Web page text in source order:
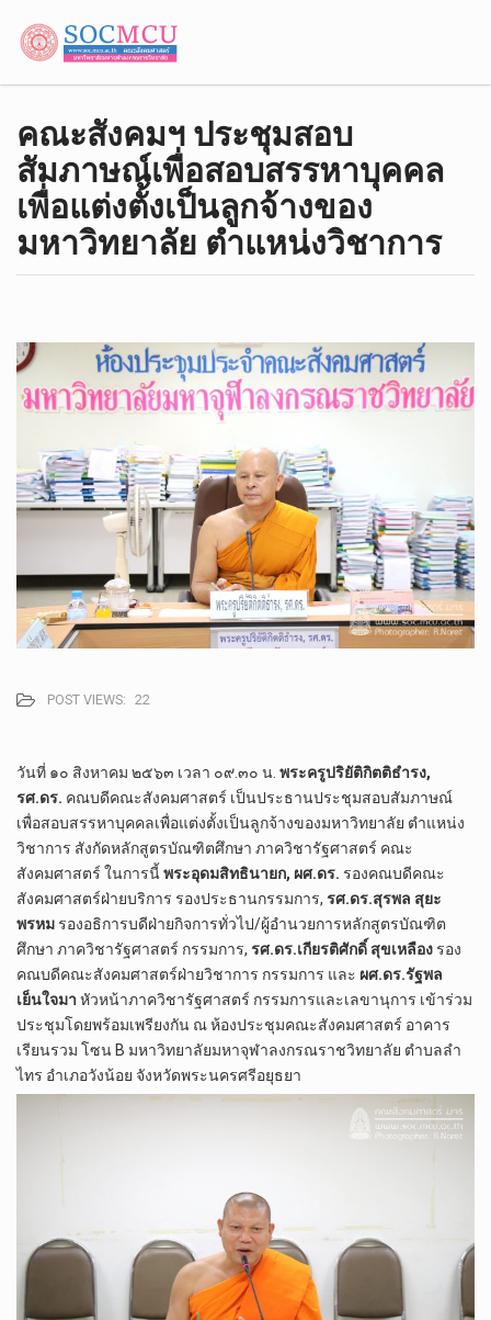
คณะสังคมฯ ประชุมสอบ
สัมภาษณ์เพื่อสอบสรรหาบุคคล
เพื่อแต่งตั้งเป็นลูกจ้างของ
มหาวิทยาลัย ตำแหน่งวิชาการ
POST VIEWS: 22
วันที่ ๑๐ สิงหาคม ๒๕๖๓ เวลา ๐๙.๓๐ น. พระครูปริยัติกิตติธำรง,
รศ.ดร. คณบดีคณะสังคมศาสตร์ เป็นประธานประชุมสอบสัมภาษณ์
เพื่อสอบสรรหาบุคคลเพื่อแต่งตั้งเป็นลูกจ้างของมหาวิทยาลัย ตำแหน่ง
วิชาการ สังกัดหลักสูตรบัณฑิตศึกษา ภาควิชารัฐศาสตร์ คณะ
สังคมศาสตร์ ในการนี้พระอุดมสิทธินายก, ผศ.ดร. รองคณบดีคณะ
สังคมศาสตร์ฝ่ายบริการ รองประธานกรรมการ, รศ.ดร.สุรพล สุยะ
พรหม รองอธิการบดีฝ่ายกิจการทั่วไป/ผู้อำนวยการหลักสูตรบัณฑิต
ศึกษา ภาควิชารัฐศาสตร์ กรรมการ, รศ.ดร.เกียรติศักดิ์ สุขเหลือง รอง
คณบดีคณะสังคมศาสตร์ฝ่ายวิชาการ กรรมการ และ ผศ.ดร.รัฐพล
เย็นใจมา หัวหน้าภาควิชารัฐศาสตร์ กรรมการและเลขานุการ เข้าร่วม
ประชุมโดยพร้อมเพรียงกัน ณ ห้องประชุมคณะสังคมศาสตร์ อาคาร
เรียนรวม โซน B มหาวิทยาลัยมหาจุฬาลงกรณราชวิทยาลัย ตำบลลำ
ไทร อำเภอวังน้อย จังหวัดพระนครศรีอยุธยา